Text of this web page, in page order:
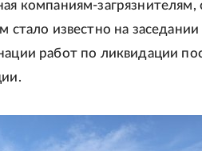
компаниям-загрязнителям,
известно на заседании
работ по ликвидации